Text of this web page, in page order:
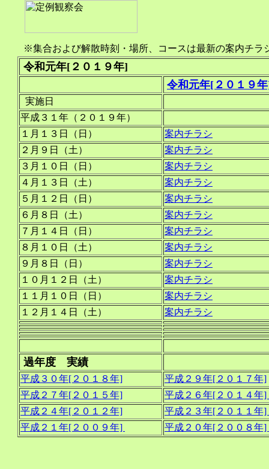
※集合および解散時刻・場所、コースは最新の案内チラ
令和元年[２０１９年]
令和元年[２０１９
実施日
平成３１年（２０１９年）
１月１３日（日）
案内チラシ
２月９日（土）
案内チラシ
３月１０日（日）
案内チラシ
４月１３日（土）
案内チラシ
５月１２日（日）
案内チラシ
６月８日（土）
案内チラシ
７月１４日（日）
案内チラシ
８月１０日（土）
案内チラシ
９月８日（日）
案内チラシ
１０月１２日（土）
案内チラシ
１１月１０日（日）
案内チラシ
１２月１４日（土）
案内チラシ
過年度 実績
平成３０年[２０１８年]
平成２９年[２０１７年]
平成２７年[２０１５年]
平成２６年[２０１４年]
平成２４年[２０１２年]
平成２３年[２０１１年]
平成２１年[２００９年]
平成２０年[２００８年]